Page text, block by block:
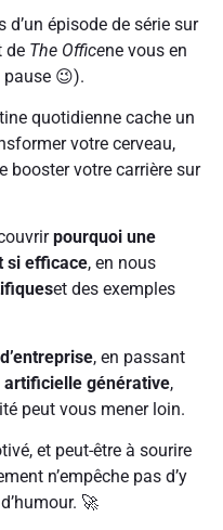
d’un épisode de série sur
de The Officene vous en
😉).
quotidienne cache un
votre cerveau,
booster votre carrière sur
pourquoi une
si efficace, en nous
et des exemples
, en passant
artificielle générative,
peut vous mener loin.
et peut-être à sourire
n’empêche pas d’y
🚀